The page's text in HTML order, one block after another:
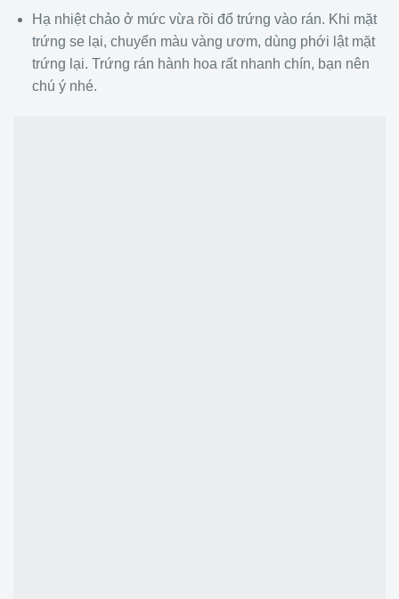
Hạ nhiệt chảo ở mức vừa rồi đổ trứng vào rán. Khi mặt
trứng se lại, chuyển màu vàng ươm, dùng phới lật mặt
trứng lại. Trứng rán hành hoa rất nhanh chín, bạn nên
chú ý nhé.